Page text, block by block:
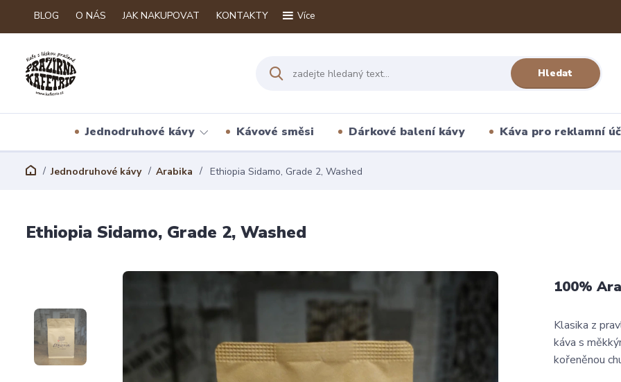
BLOG O NÁS JAK NAKUPOVAT KONTAKTY Více
Hledat
Jednodruhové kávy Kávové směsi Dárkové balení kávy Káva pro reklamní
Jednodruhové kávy Arabika Ethiopia Sidamo, Grade 2, Washed
Ethiopia Sidamo, Grade 2, Washed
100%
Klasika z
káva s
kořeněnou